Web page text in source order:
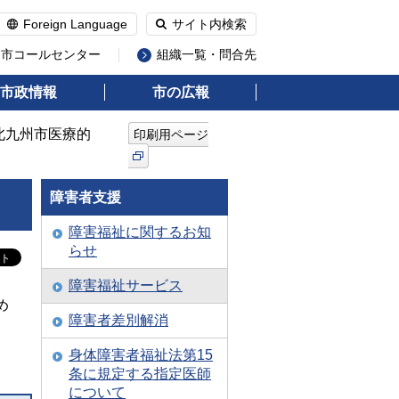
Foreign Language サイト内検索
コールセンター 組織一覧・問合先
市政情報 市の広報
九州市医療的 印刷用ページ
障害者支援
障害福祉に関するお知
らせ
障害福祉サービス
障害者差別解消
身体障害者福祉法第15
条に規定する指定医師
について